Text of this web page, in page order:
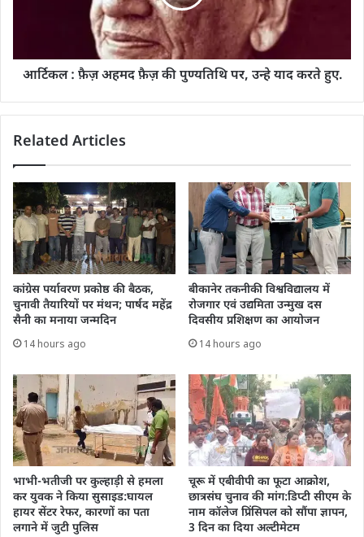
आर्टिकल : फ़ैज़ अहमद फ़ैज़ की पुण्यतिथि पर, उन्हे याद करते हुए.
Related Articles
कांग्रेस पर्यावरण प्रकोष्ठ की बैठक,
चुनावी तैयारियों पर मंथन; पार्षद महेंद्र
सैनी का मनाया जन्मदिन
14 hours ago
बीकानेर तकनीकी विश्वविद्यालय में
रोजगार एवं उद्यमिता उन्मुख दस
दिवसीय प्रशिक्षण का आयोजन
14 hours ago
भाभी-भतीजी पर कुल्हाड़ी से हमला
कर युवक ने किया सुसाइड:घायल
हायर सेंटर रेफर, कारणों का पता
लगाने में जुटी पुलिस
चूरू में एबीवीपी का फूटा आक्रोश,
छात्रसंघ चुनाव की मांग:डिप्टी सीएम के
नाम कॉलेज प्रिंसिपल को सौंपा ज्ञापन,
3 दिन का दिया अल्टीमेटम